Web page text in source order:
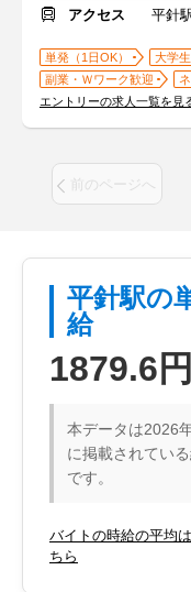
アクセス
平針
単発（1日OK） 大学
副業・Ｗワーク歓迎
エントリーの求人一覧を見
前のページへ
平針駅の
給
1879.6円
本データは2026
に掲載されてい
です。
バイトの時給の平均
ちら